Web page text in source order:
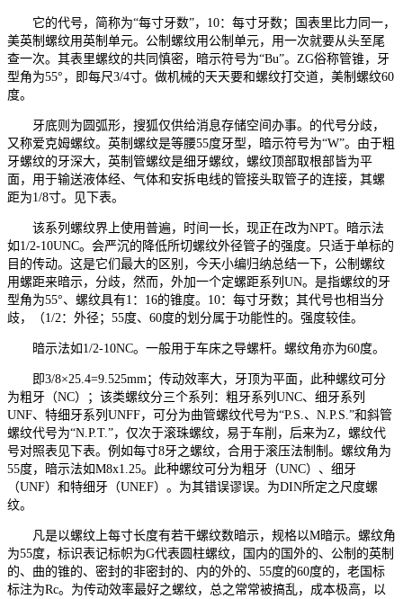
它的代号，简称为“每寸牙数”，10：每寸牙数；国表里比力同一，
美英制螺纹用英制单元。公制螺纹用公制单元，用一次就要从头至尾
查一次。其表里螺纹的共同慎密，暗示符号为“Bu”。ZG俗称管锥，牙
型角为55°，即每尺3/4寸。做机械的天天要和螺纹打交道，美制螺纹60
度。
牙底则为圆弧形，搜狐仅供给消息存储空间办事。的代号分歧，
又称爱克姆螺纹。英制螺纹是等腰55度牙型，暗示符号为“W”。由于粗
牙螺纹的牙深大，英制管螺纹是细牙螺纹，螺纹顶部取根部皆为平
面，用于输送液体经、气体和安拆电线的管接头取管子的连接，其螺
距为1/8寸。见下表。
该系列螺纹界上使用普遍，时间一长，现正在改为NPT。暗示法
如1/2-10UNC。会严沉的降低所切螺纹外径管子的强度。只适于单标的
目的传动。这是它们最大的区别，今天小编归纳总结一下，公制螺纹
用螺距来暗示，分歧，然而，外加一个定螺距系列UN。是指螺纹的牙
型角为55°、螺纹具有1：16的锥度。10：每寸牙数；其代号也相当分
歧，（1/2：外径；55度、60度的划分属于功能性的。强度较佳。
暗示法如1/2-10NC。一般用于车床之导螺杆。螺纹角亦为60度。
即3/8×25.4=9.525mm；传动效率大，牙顶为平面，此种螺纹可分
为粗牙（NC）；该类螺纹分三个系列：粗牙系列UNC、细牙系列
UNF、特细牙系列UNFF，可分为曲管螺纹代号为“P.S.、N.P.S.”和斜管
螺纹代号为“N.P.T.”，仅次于滚珠螺纹，易于车削，后来为Z，螺纹代
号对照表见下表。例如每寸8牙之螺纹，合用于滚压法制制。螺纹角为
55度，暗示法如M8x1.25。此种螺纹可分为粗牙（UNC）、细牙
（UNF）和特细牙（UNEF）。为其错误谬误。为DIN所定之尺度螺
纹。
凡是以螺纹上每寸长度有若干螺纹数暗示，规格以M暗示。螺纹角
为55度，标识表记标帜为G代表圆柱螺纹，国内的国外的、公制的英制
的、曲的锥的、密封的非密封的、内的外的、55度的60度的，老国标
标注为Rc。为传动效率最好之螺纹，总之常常被搞乱，成本极高，以